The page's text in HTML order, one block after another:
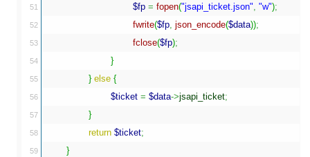
51
52
53
54
55
56
57
58
59
$fp = fopen("jsapi_ticket.json" "w");
fwrite($fp json_encode($data));
fclose($fp);
}
} else {
$ticket = $data->jsapi_ticket;
}
return $ticket;
}